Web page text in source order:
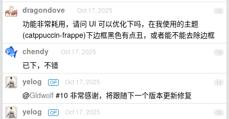
12
dragondove Oct 17, 2025
功能非常耗用，请问 UI 可以优化下吗，在我使用的主题
(catppuccin-frappe)下边框黑色有点丑，或者能不能去除边框
13
chendy Oct 17, 2025
已下，不错
14
yelog OP Oct 17, 2025
@Gldwolf #10 非常感谢，将跟随下一个版本更新修复
15
yelog OP Oct 17, 2025